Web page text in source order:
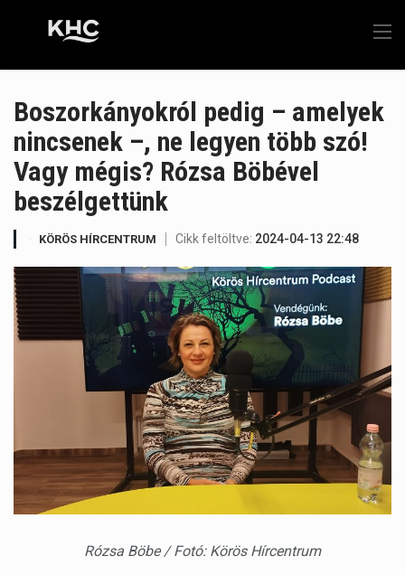
Boszorkányokról pedig – amelyek
nincsenek –, ne legyen több szó!
Vagy mégis? Rózsa Böbével
beszélgettünk
KÖRÖS HÍRCENTRUM Cikk feltöltve: 2024-04-13 22:48
Rózsa Böbe / Fotó: Körös Hírcentrum